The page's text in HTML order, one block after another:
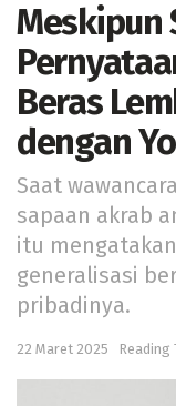
Meskipun
Beras
dengan
Saat
sapaan akrab
itu
generalisasi
pribadinya.
22 Maret 2025 Reading